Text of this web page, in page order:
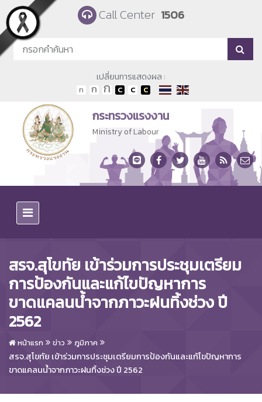
Skip to main content Call Center 1506
เปลี่ยนการแสดงผล :
กระทรวงแรงงาน
Ministry of Labour
สรจ.สุโขทัย เข้าร่วมการประชุมเตรียม
การป้องกันและแก้ไขปัญหาการ
ขาดแคลนน้ำจากภาวะฝนทิ้งช่วง ปี
2562
หน้าแรก ข่าว ภูมิภาค
สรจ.สุโขทัย เข้าร่วมการประชุมเตรียมการป้องกันและแก้ไขปัญหาการ
ขาดแคลนน้ำจากภาวะฝนทิ้งช่วง ปี 2562